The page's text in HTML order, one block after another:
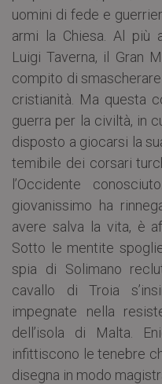
uomini di fede e
armi la Chiesa. Al più
Luigi Taverna, il Gran
compito di
cristianità. Ma questa
guerra per la civiltà, in
disposto a giocarsi la
temibile dei corsari
l’Occidente
giovanissimo ha
avere salva la vita, è
Sotto le mentite
spia di Solimano
cavallo di Troia
impegnate nella
dell’isola di Malta.
infittiscono le tenebre
disegna in modo